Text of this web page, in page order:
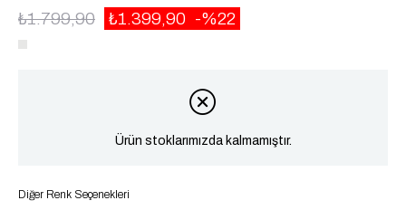
₺1.799,90 ₺1.399,90 22
Ürün stoklarımızda kalmamıştır.
Diğer Renk Seçenekleri